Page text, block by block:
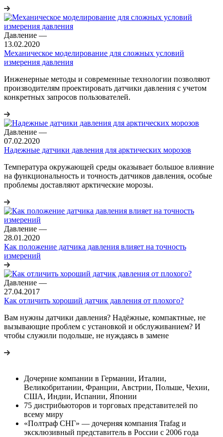
Давление —
13.02.2020
Механическое моделирование для сложных условий
измерения давления
Инженерные методы и современные технологии позволяют
производителям проектировать датчики давления с учетом
конкретных запросов пользователей.
Давление —
07.02.2020
Надежные датчики давления для арктических морозов
Температура окружающей среды оказывает большое влияние
на функциональность и точность датчиков давления, особые
проблемы доставляют арктические морозы.
Давление —
28.01.2020
Как положение датчика давления влияет на точность
измерений
Давление —
27.04.2017
Как отличить хороший датчик давления от плохого?
Вам нужны датчики давления? Надёжные, компактные, не
вызывающие проблем с установкой и обслуживанием? И
чтобы служили подольше, не нуждаясь в замене
Дочерние компании в Германии, Италии,
Великобритании, Франции, Австрии, Польше, Чехии,
США, Индии, Испании, Японии
75 дистрибьюторов и торговых представителей по
всему миру
«Полтраф СНГ» — дочерняя компания Trafag и
эксклюзивный представитель в России с 2006 года